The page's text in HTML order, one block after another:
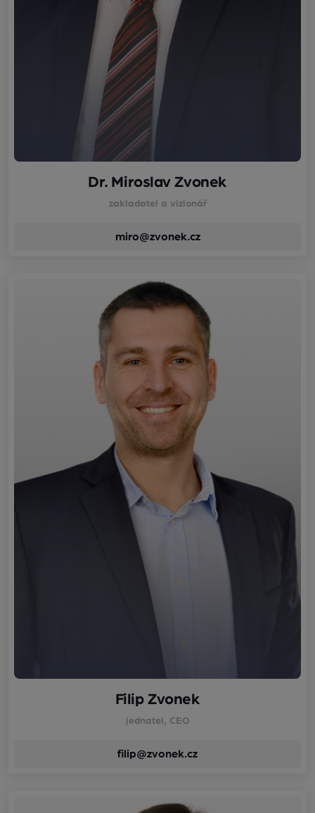
Dr. Miroslav Zvonek
zakladatel a vizionář
miro@zvonek.cz
Filip Zvonek
jednatel, CEO
filip@zvonek.cz